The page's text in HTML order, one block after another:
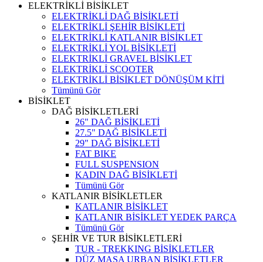
ELEKTRİKLİ BİSİKLET
ELEKTRİKLİ DAĞ BİSİKLETİ
ELEKTRİKLİ ŞEHİR BİSİKLETİ
ELEKTRİKLİ KATLANIR BİSİKLET
ELEKTRİKLİ YOL BİSİKLETİ
ELEKTRİKLİ GRAVEL BİSİKLET
ELEKTRİKLİ SCOOTER
ELEKTRİKLİ BİSİKLET DÖNÜŞÜM KİTİ
Tümünü Gör
BİSİKLET
DAĞ BİSİKLETLERİ
26" DAĞ BİSİKLETİ
27.5" DAĞ BİSİKLETİ
29" DAĞ BİSİKLETİ
FAT BIKE
FULL SUSPENSION
KADIN DAĞ BİSİKLETİ
Tümünü Gör
KATLANIR BİSİKLETLER
KATLANIR BİSİKLET
KATLANIR BİSİKLET YEDEK PARÇA
Tümünü Gör
ŞEHİR VE TUR BİSİKLETLERİ
TUR - TREKKING BİSİKLETLER
DÜZ MAŞA URBAN BİSİKLETLER